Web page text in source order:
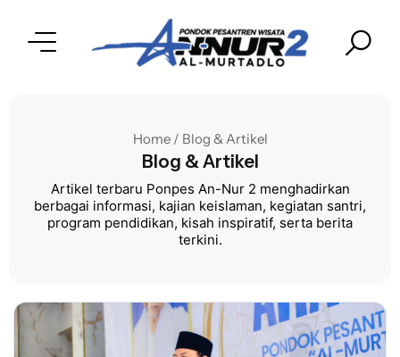
Home / Blog & Artikel
Blog & Artikel
Artikel terbaru Ponpes An-Nur 2 menghadirkan
berbagai informasi, kajian keislaman, kegiatan santri,
program pendidikan, kisah inspiratif, serta berita
terkini.